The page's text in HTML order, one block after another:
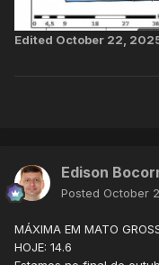
Edited October 22,
Edison
Posted October
MÁXIMA EM MATO
HOJE: 14.6